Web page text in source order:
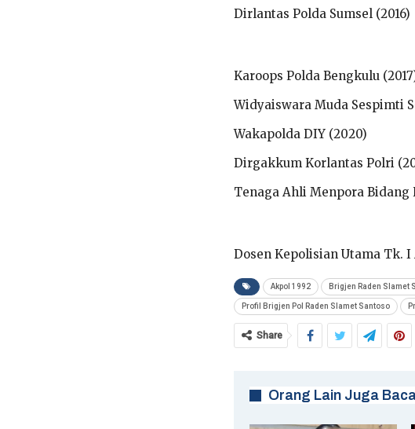
Dirlantas Polda Sumsel (2016)
Karoops Polda Bengkulu
Widyaiswara Muda Sespimti
Wakapolda DIY (2020)
Dirgakkum Korlantas Polri
Tenaga Ahli Menpora Bidang
Dosen Kepolisian Utama Tk.
Akpol 1992 Brigjen Raden Slamet
Profil Brigjen Pol Raden Slamet Santoso
Share
Orang Lain Juga